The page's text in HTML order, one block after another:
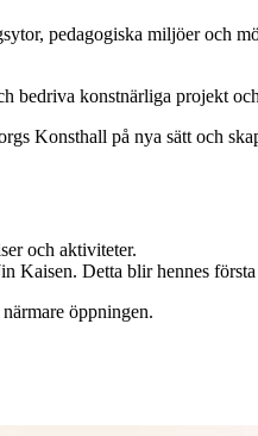
pedagogiska miljöer och
bedriva konstnärliga projekt
Konsthall på nya sätt och
och aktiviteter.
Kaisen. Detta blir hennes
öppningen.